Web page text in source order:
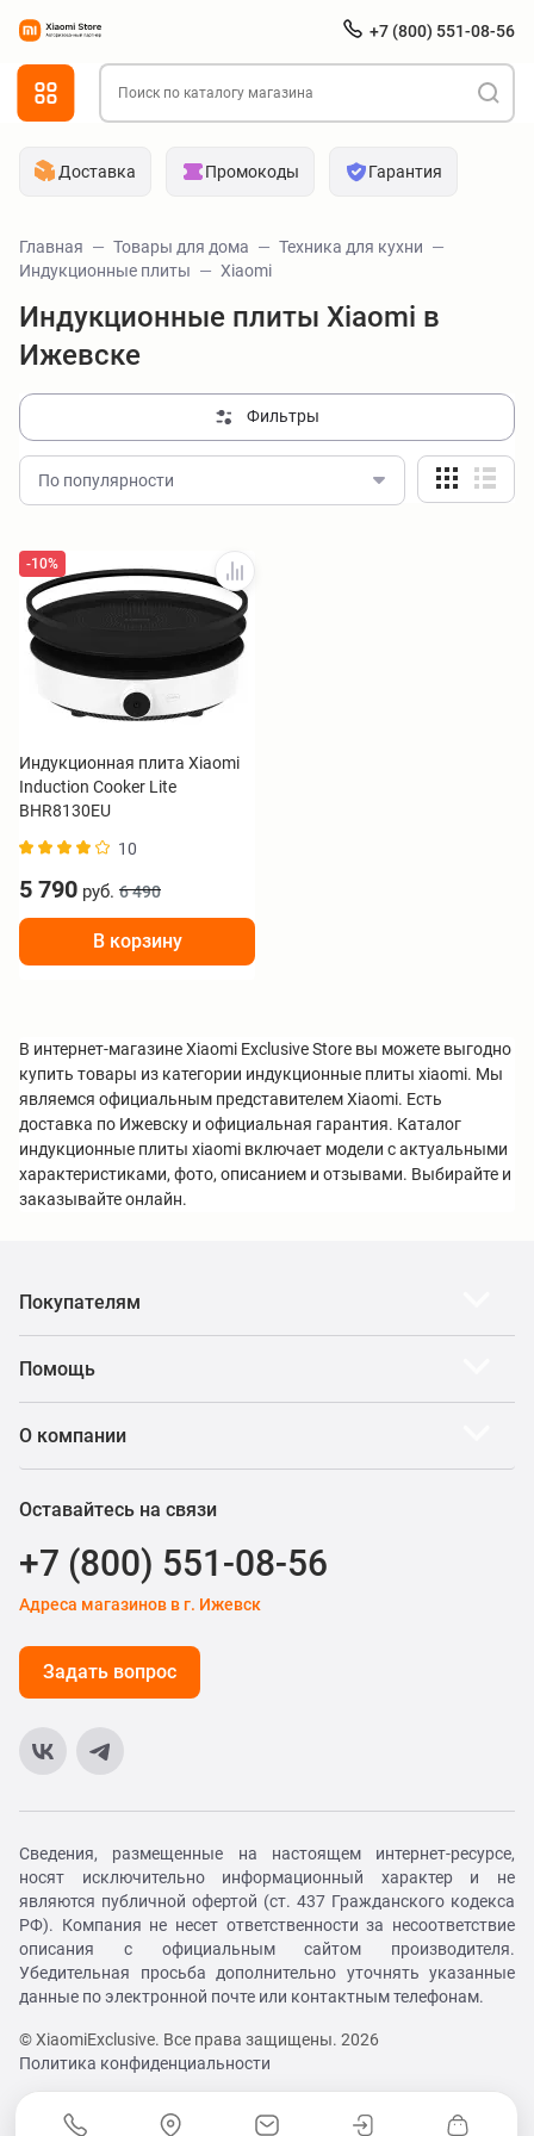
+7 (800) 551-08-56
Доставка Промокоды Гарантия
Главная Товары для дома
Техника для кухни
Индукционные плиты
Xiaomi
Индукционные плиты Xiaomi в
Ижевске
Фильтры
По популярности
-10%
Индукционная плита Xiaomi
Induction Cooker Lite
BHR8130EU
10
5 790 руб. 6 490
В корзину
В интернет-магазине Xiaomi Exclusive Store вы можете выгодно
купить товары из категории индукционные плиты xiaomi. Мы
являемся официальным представителем Xiaomi. Есть
доставка по Ижевску и официальная гарантия. Каталог
индукционные плиты xiaomi включает модели с актуальными
характеристиками, фото, описанием и отзывами. Выбирайте и
заказывайте онлайн.
Покупателям
Помощь
О компании
Оставайтесь на связи
+7 (800) 551-08-56
Адреса магазинов в г. Ижевск
Задать вопрос
Сведения, размещенные на настоящем интернет-ресурсе,
носят исключительно информационный характер и не
являются публичной офертой (ст. 437 Гражданского кодекса
РФ). Компания не несет ответственности за несоответствие
описания с официальным сайтом производителя.
Убедительная просьба дополнительно уточнять указанные
данные по электронной почте или контактным телефонам.
© XiaomiExclusive. Все права защищены. 2026
Политика конфиденциальности